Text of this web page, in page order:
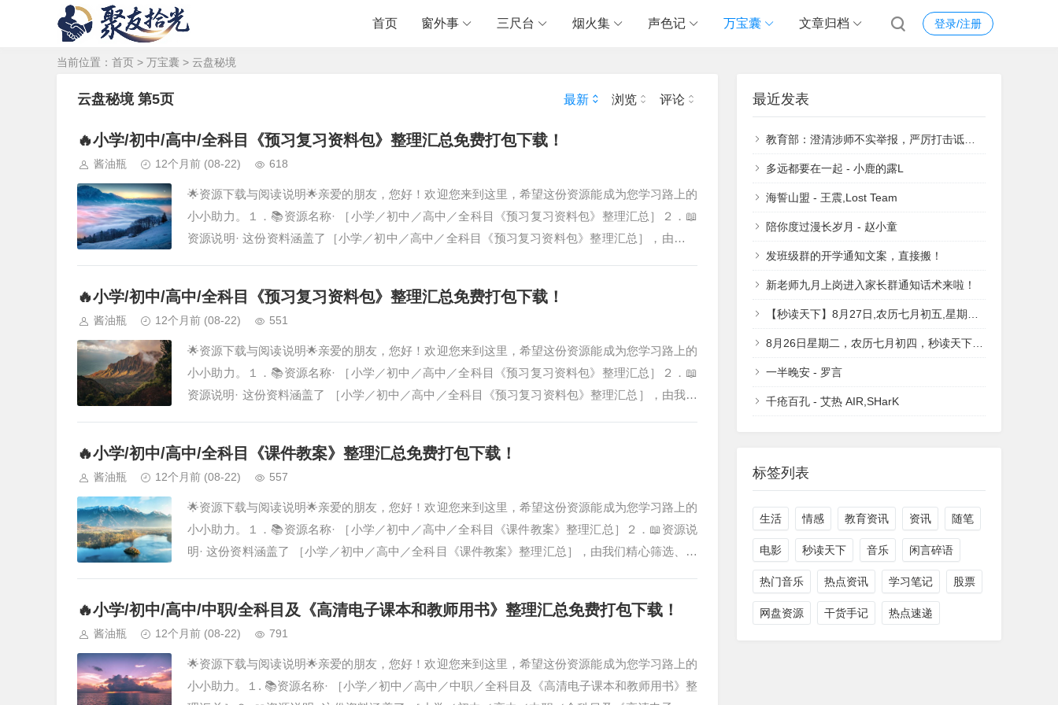
登录/注册
首页 窗外事 三尺台 烟火集 声色记 万宝囊 文章归档
当前位置： 首页 > 万宝囊 > 云盘秘境
云盘秘境 第5页 最新 浏览 评论
🔥小学/初中/高中/全科目《预习复习资料包》整理汇总免费打包下载！
酱油瓶 12个月前 (08-22) 618
🌟资源下载与阅读说明🌟亲爱的朋友，您好！欢迎您来到这里，希望这份资源能成为您学习路上的
小小助力。１．📚资源名称· ［小学／初中／高中／全科目《预习复习资料包》整理汇总］２．📖
资源说明· 这份资料涵盖了［小学／初中／高中／全科目《预习复习资料包》整理汇总］，由我们
🔥小学/初中/高中/全科目《预习复习资料包》整理汇总免费打包下载！
酱油瓶 12个月前 (08-22) 551
🌟资源下载与阅读说明🌟亲爱的朋友，您好！欢迎您来到这里，希望这份资源能成为您学习路上的
小小助力。１．📚资源名称· ［小学／初中／高中／全科目《预习复习资料包》整理汇总］２．📖
资源说明· 这份资料涵盖了 ［小学／初中／高中／全科目《预习复习资料包》整理汇总］，由我们
🔥小学/初中/高中/全科目《课件教案》整理汇总免费打包下载！
酱油瓶 12个月前 (08-22) 557
🌟资源下载与阅读说明🌟亲爱的朋友，您好！欢迎您来到这里，希望这份资源能成为您学习路上的
小小助力。１．📚资源名称· ［小学／初中／高中／全科目《课件教案》整理汇总］２．📖资源说
明· 这份资料涵盖了 ［小学／初中／高中／全科目《课件教案》整理汇总］，由我们精心筛选、汇
🔥小学/初中/高中/中职/全科目及《高清电子课本和教师用书》整理汇总免费打包下载！
酱油瓶 12个月前 (08-22) 791
🌟资源下载与阅读说明🌟亲爱的朋友，您好！欢迎您来到这里，希望这份资源能成为您学习路上的
小小助力。１. 📚资源名称· ［小学／初中／高中／中职／全科目及《高清电子课本和教师用书》整
最近发表
教育部：澄清涉师不实举报，严厉打击诋毁、污名教师等违法行为
多远都要在一起 - 小鹿的露L
海誓山盟 - 王震,Lost Team
陪你度过漫长岁月 - 赵小童
发班级群的开学通知文案，直接搬！
新老师九月上岗进入家长群通知话术来啦！
【秒读天下】8月27日,农历七月初五,星期三, 生活愉快 万事顺意!
8月26日星期二，农历七月初四，秒读天下，祝大家工作愉快，万事顺意！
一半晚安 - 罗言
千疮百孔 - 艾热 AIR,SHarK
标签列表
生活 情感 教育资讯 资讯 随笔
电影 秒读天下 音乐 闲言碎语
热门音乐 热点资讯 学习笔记 股票
网盘资源 干货手记 热点速递